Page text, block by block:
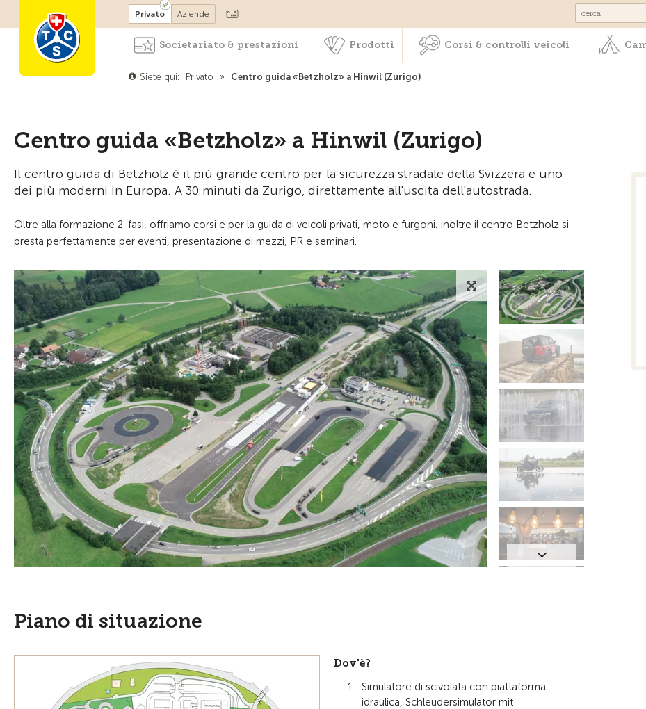
Diventare socio Corsi & controlli veicoli
Privato Aziende
Societariato & prestazioni Prodotti Corsi & controlli veicoli
Siete qui: Privato » Centro guida «Betzholz» a Hinwil (Zurigo)
Centro guida «Betzholz» a Hinwil (Zurigo)
Il centro guida di Betzholz è il più grande centro per la sicurezza stradale della Svizzera e uno
dei più moderni in Europa. A 30 minuti da Zurigo, direttamente all'uscita dell'autostrada.
Oltre alla formazione 2-fasi, offriamo corsi e per la guida di veicoli privati, moto e furgoni. Inoltre il centro Betzholz si
presta perfettamente per eventi, presentazione di mezzi, PR e seminari.
Piano di situazione
Dov'è?
Simulatore di scivolata con piattaforma
idraulica, Schleudersimulator mit